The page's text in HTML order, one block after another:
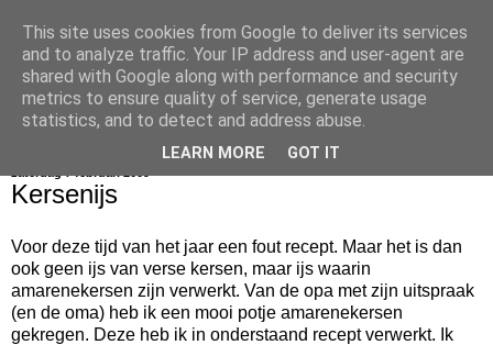
bijna net zo lekker als thuis
Kersenijs
Voor deze tijd van het jaar een fout recept. Maar het is dan
ook geen ijs van verse kersen, maar ijs waarin
amarenekersen zijn verwerkt. Van de opa met zijn uitspraak
(en de oma) heb ik een mooi potje amarenekersen
gekregen. Deze heb ik in onderstaand recept verwerkt. Ik
This site uses cookies from Google to deliver its services
and to analyze traffic. Your IP address and user-agent are
shared with Google along with performance and security
metrics to ensure quality of service, generate usage
statistics, and to detect and address abuse.
LEARN MORE GOT IT